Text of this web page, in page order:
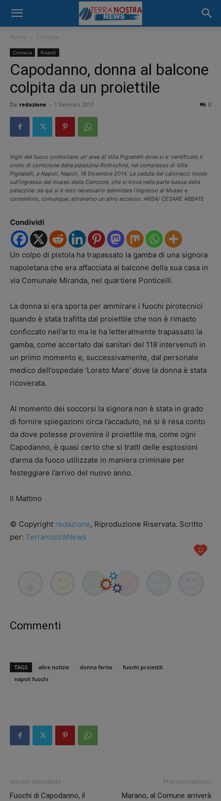
Home Cronaca
Cronaca Napoli
Capodanno, donna al balcone
colpita da un proiettile
Da redazione - 1 Gennaio 2017 0
Vigili del fuoco controllano un' area di Villa Pignatelli dove si e' veritificato il
crollo di cornicione della palazzina Rothschild, nel complesso di Villa
Pignatelli, a Napoli, Napoli, 18 Dicembre 2014. La caduta dei calcinacci incide
sull'ingresso del museo della Carrozze, che si trova nella parte bassa della
palazzina: da qui si è reso necessario delimitare l'ingresso al Museo e
consentirlo, comunque, attraverso un altro accesso. ANSA/ CESARE ABBATE
Condividi
Un colpo di pistola ha trapassato la gamba di una signora
napoletana che era affacciata al balcone della sua casa in
via Comunale Miranda, nel quartiere Ponticelli.
La donna si era sporta per ammirare i fuochi pirotecnici
quando è stata trafitta dal proiettile che non è rimasto
conficcato nell’arto ma le ha letteralmente trapassato la
gamba, come accertato dai sanitari del 118 intervenuti in
un primo momento e, successivamente, dal personale
medico dell’ospedale ‘Loreto Mare’ dove la donna è stata
ricoverata.
Al momento dei soccorsi la signora non è stata in grado
di fornire spiegazioni circa l’accaduto, né si è resa conto
da dove potesse provenire il proiettile ma, come ogni
Capodanno, è quasi certo che si tratti delle esplosioni
d’arma da fuoco utilizzate in maniera criminale per
festeggiare l’arrivo del nuovo anno.
Il Mattino
© Copyright redazione, Riproduzione Riservata. Scritto
per: TerranostraNews
Commenti
TAGS altre notizie donna ferita
fuochi proiettili
napoli fuochi
Articolo precedente
Fuochi di Capodanno, il
Prossimo articolo
Marano, al Comune arriverà